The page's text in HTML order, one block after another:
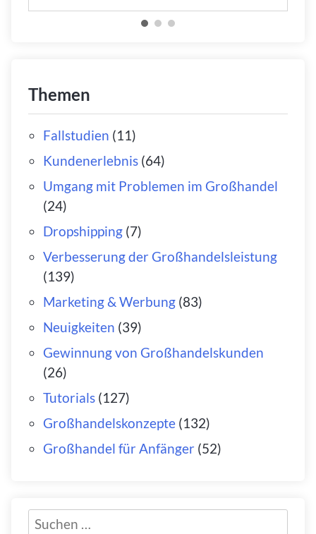
Themen
Fallstudien (11)
Kundenerlebnis(64)
Umgang mit Problemen im Großhandel
(24)
Dropshipping(7)
Verbesserung der Großhandelsleistung
(139)
Marketing & Werbung(83)
Neuigkeiten (39)
Gewinnung von Großhandelskunden
(26)
Tutorials(127)
Großhandelskonzepte(132)
Großhandel für Anfänger(52)